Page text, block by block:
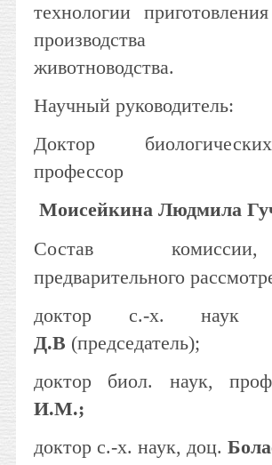
технологии
производства
животноводства.
Научный руководитель:
Доктор
профессор
Моисейкина Людмила
Состав
предварительного
доктор с.-х. наук
Д.В (председатель);
доктор биол. наук,
И.М.;
доктор с.-х. наук, доц.